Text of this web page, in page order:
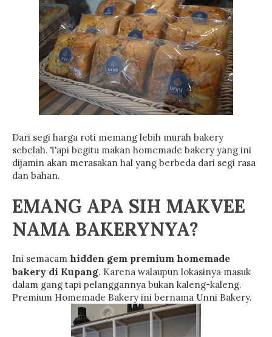
Dari segi harga roti memang lebih murah bakery
sebelah. Tapi begitu makan homemade bakery yang ini
dijamin akan merasakan hal yang berbeda dari segi rasa
dan bahan.
EMANG APA SIH MAKVEE
NAMA BAKERYNYA?
Ini semacam hidden gem premium homemade
bakery di Kupang. Karena walaupun lokasinya masuk
dalam gang tapi pelanggannya bukan kaleng-kaleng.
Premium Homemade Bakery ini bernama Unni Bakery.